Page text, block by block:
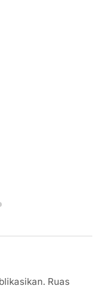
Ruas